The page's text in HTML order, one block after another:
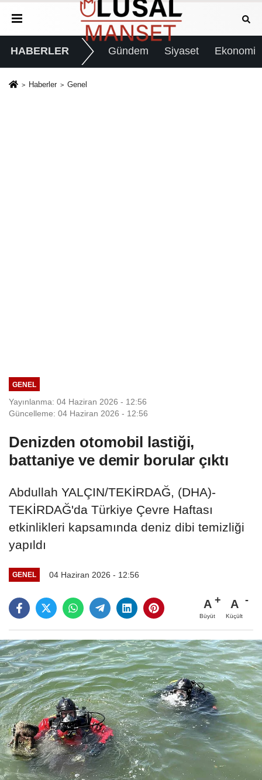
HABERLER Gündem Siyaset Ekonomi
Haberler Genel
GENEL
Yayınlanma: 04 Haziran 2026 - 12:56
Güncelleme: 04 Haziran 2026 - 12:56
Denizden otomobil lastiği,
battaniye ve demir borular çıktı
Abdullah YALÇIN/TEKİRDAĞ, (DHA)-
TEKİRDAĞ'da Türkiye Çevre Haftası
etkinlikleri kapsamında deniz dibi temizliği
yapıldı
GENEL 04 Haziran 2026 - 12:56
A
Büyüt
A
Küçült